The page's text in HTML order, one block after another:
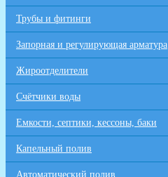
Трубы и фитинги
Запорная и регулирующая арматура
Жироотделители
Счётчики воды
Емкости, септики, кессоны, баки
Капельный полив
Автоматический полив